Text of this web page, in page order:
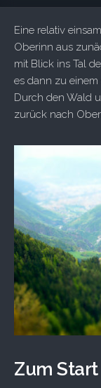
Eine relativ
Oberinn aus
mit Blick ins Tal
es dann zu
Durch den Wald
zurück nach
Zum Start